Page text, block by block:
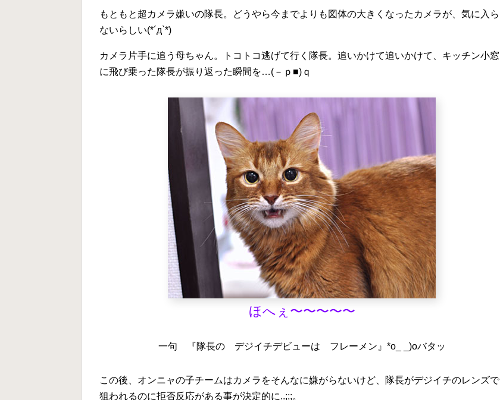
もともと超カメラ嫌いの隊長。どうやら今までよりも図体の大きくなったカメラが、気に入ら
ないらしい(*´д`*)
カメラ片手に追う母ちゃん。トコトコ逃げて行く隊長。追いかけて追いかけて、キッチン小窓
に飛び乗った隊長が振り返った瞬間を…(－ｐ■)ｑ
ほへぇ〜〜〜〜〜
一句 『隊長の デジイチデビューは フレーメン』*o_ _)oバタッ
この後、オンニャの子チームはカメラをそんなに嫌がらないけど、隊長がデジイチのレンズで
狙われるのに拒否反応がある事が決定的に..;;;。